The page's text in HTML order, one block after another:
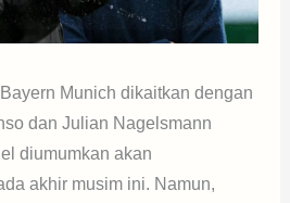
Munich dikaitkan dengan
dan Julian Nagelsmann
diumumkan akan
akhir musim ini. Namun,